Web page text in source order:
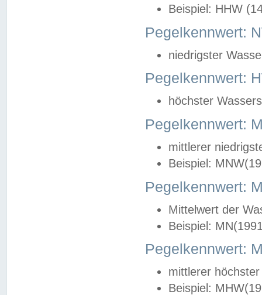
Beispiel: HHW
Pegelkennwert:
niedrigster
Pegelkennwert:
höchster
Pegelkennwert:
mittlerer
Beispiel:
Pegelkennwert:
Mittelwert der
Beispiel:
Pegelkennwert:
mittlerer
Beispiel: